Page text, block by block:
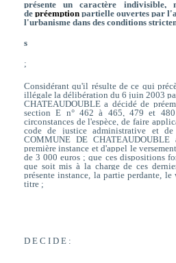
présente un caractère indivisible,
depréemption partielle ouvertes par
l'urbanisme dans des conditions
s
;
Considérant qu'il résulte de ce qui
illégale la délibération du 6 juin 2003
CHATEAUDOUBLE a décidé de
section E n° 462 à 465, 479 et
circonstances de l'espèce, de faire
code de justice administrative et
COMMUNE DE
première instance et d'appel le
de 3 000 euros ; que ces dispositions
que soit mis à la charge de ces
présente instance, la partie perdante, le
titre ;
D E C I D E :